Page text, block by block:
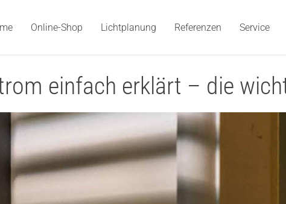
Online-Shop Lichtplanung Referenzen Service
einfach erklärt – die